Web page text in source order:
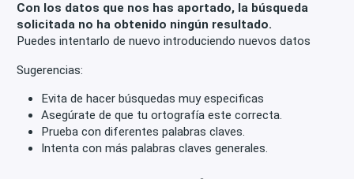
Con los datos que nos has aportado, la búsqueda
solicitada no ha obtenido ningún resultado.
Puedes intentarlo de nuevo introduciendo nuevos datos
Sugerencias:
Evita de hacer búsquedas muy especificas
Asegúrate de que tu ortografía este correcta.
Prueba con diferentes palabras claves.
Intenta con más palabras claves generales.